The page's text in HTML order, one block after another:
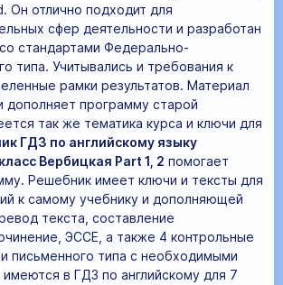
Он отлично подходит для
сфер деятельности и разработан
стандартами Федерально-
типа. Учитывались и требования к
рамки результатов. Материал
дополняет программу старой
так же тематика курса и ключи для
ГДЗ по английскому языку
Вербицкая Part 1, 2 помогает
Решебник имеет ключи и тексты для
к самому учебнику и дополняющей
текста, составление
ЭССЕ, а также 4 контрольные
письменного типа с необходимыми
в ГДЗ по английскому для 7